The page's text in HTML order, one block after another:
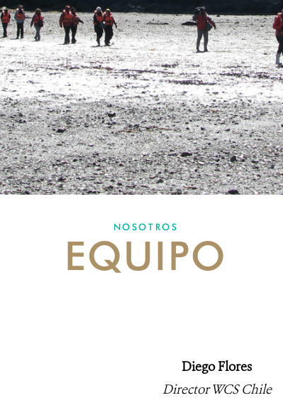
NOSOTROS
EQUIPO
Diego Flores
Director WCS Chile